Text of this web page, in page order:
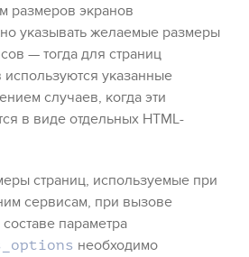
размеров экранов
указывать желаемые размеры
— тогда для страниц
указанные
случаев, когда эти
в виде отдельных HTML-
страниц, используемые при
сервисам, при вызове
параметра
необходимо